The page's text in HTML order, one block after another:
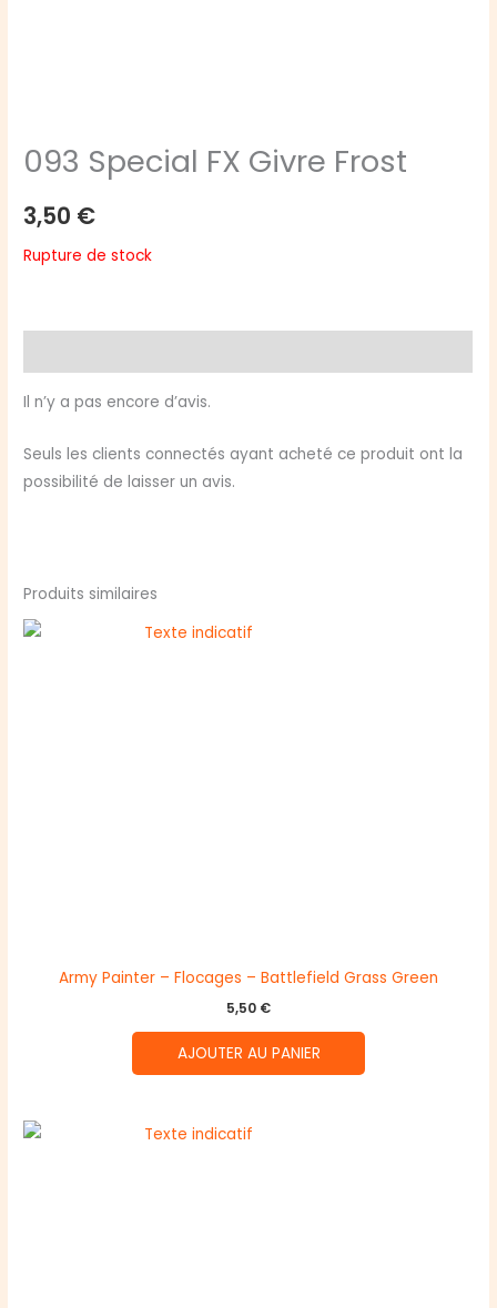
093 Special FX Givre Frost
3,50 €
Rupture de stock
Il n’y a pas encore d’avis.
Seuls les clients connectés ayant acheté ce produit ont la
possibilité de laisser un avis.
Produits similaires
Army Painter – Flocages – Battlefield Grass Green
5,50 €
AJOUTER AU PANIER